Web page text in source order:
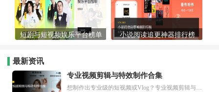
短剧与短视频娱乐平台榜单 小说阅读追更神器排行榜
最新资讯
专业视频剪辑与特效制作合集
想制作出专业级的短视频或Vlog？专业视频剪辑与特效制作大全专题为你提供了从剪辑、抠像到特效包装的全套解决方案。无论是添加炫酷的片头、进行精准的视频抠图，还是制...